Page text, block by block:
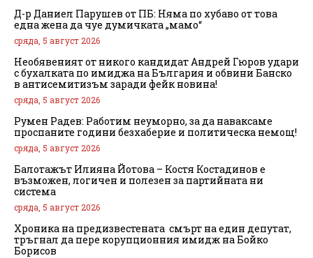
Д-р Даниел Парушев от ПБ: Няма по хубаво от това
една жена да чуе думичката „мамо“
сряда, 5 август 2026
Необявеният от никого кандидат Андрей Гюров удари
с бухалката по имиджа на България и обвини Банско
в антисемитизъм заради фейк новина!
сряда, 5 август 2026
Румен Радев: Работим неуморно, за да наваксаме
проспаните години безхаберие и политическа немощ!
сряда, 5 август 2026
Балотажът Илияна Йотова – Костя Костадинов е
възможен, логичен и полезен за партийната ни
система
сряда, 5 август 2026
Хроника на предизвестената смърт на един депутат,
тръгнал да пере корупционния имидж на Бойко
Борисов